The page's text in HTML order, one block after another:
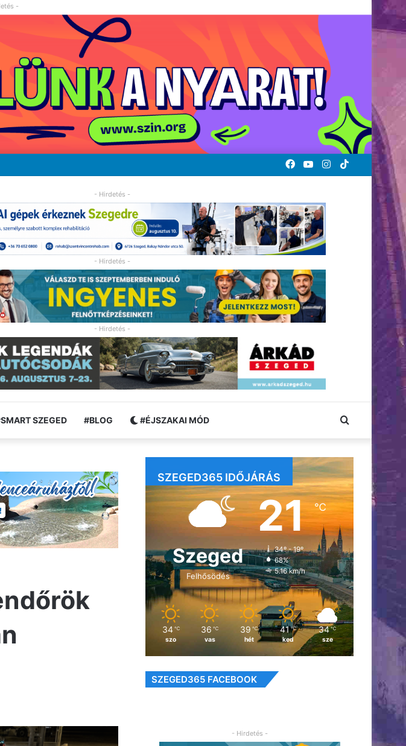
-
TikTok
Instagram
YouTube
Facebook
- Hirdetés -
- Hirdetés -
- Hirdetés -
SZEGED #BLOG #ÉJSZAKAI MÓD Keresés:
SZEGED365 IDŐJÁRÁS
Szeged
Felhősödés
21℃
34º - 19º
68%
5.16 km/h
34 ℃
szo
36 ℃
vas
39 ℃
hét
41 ℃
ked
34 ℃
sze
SZEGED365 FACEBOOK
- Hirdetés -